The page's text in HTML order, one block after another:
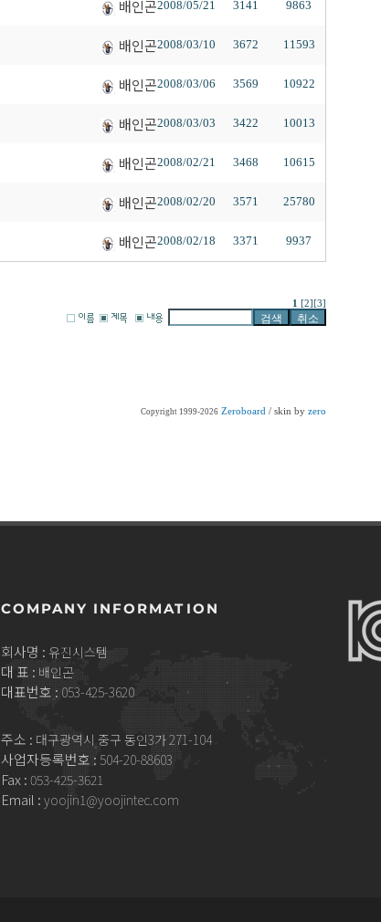
배인곤2008/05/21 3141 9863
배인곤2008/03/10 3672 11593
배인곤2008/03/06 3569 10922
배인곤2008/03/03 3422 10013
배인곤2008/02/21 3468 10615
배인곤2008/02/20 3571 25780
배인곤2008/02/18 3371 9937
1 [2] [3]
Copyright 1999-2026 Zeroboard / skin by zero
COMPANY INFORMATION
회사명 : 유진시스템
대 표 : 배인곤
대표번호 : 053-425-3620
주소 : 대구광역시 중구 동인3가 271-104
사업자등록번호 : 504-20-88603
Fax : 053-425-3621
Email : yoojin1@yoojintec.com